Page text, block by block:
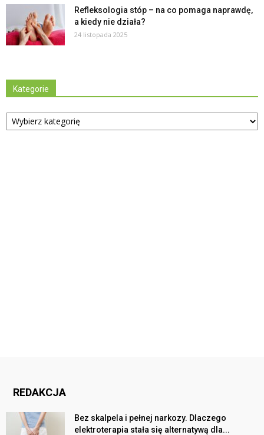
Refleksologia stóp – na co pomaga naprawdę,
a kiedy nie działa?
24 listopada 2025
Kategorie
Kategorie
REDAKCJA
Bez skalpela i pełnej narkozy. Dlaczego
elektroterapia stała się alternatywą dla...